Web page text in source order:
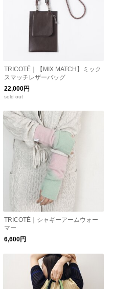
TRICOTÉ｜【MIX MATCH】ミック
スマッチレザーバッグ
22,000円
sold out
TRICOTÉ｜シャギーアームウォー
マー
6,600円